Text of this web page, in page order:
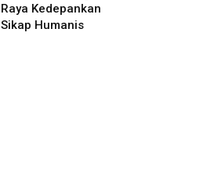
Raya Kedepankan
Sikap Humanis